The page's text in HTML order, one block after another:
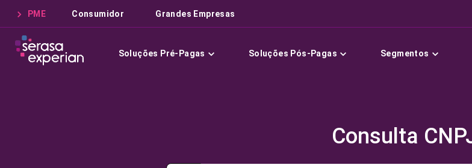
PME Consumidor Grandes Empresas
Soluções Pré-Pagas Soluções Pós-Pagas Segmentos
Consulta